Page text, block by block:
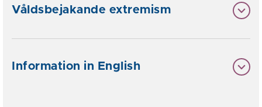
Våldsbejakande extremism
Information in English